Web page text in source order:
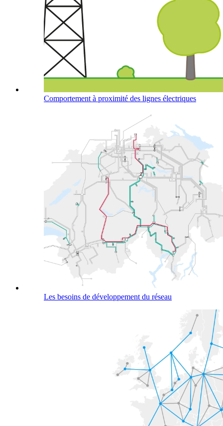
Comportement à proximité des lignes électriques
Les besoins de développement du réseau